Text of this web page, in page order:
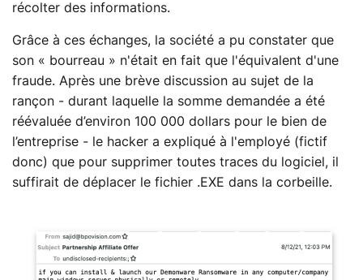
récolter des informations.
Grâce à ces échanges, la société a pu constater que
son « bourreau » n'était en fait que l'équivalent d'une
fraude. Après une brève discussion au sujet de la
rançon - durant laquelle la somme demandée a été
réévaluée d’environ 100 000 dollars pour le bien de
l’entreprise - le hacker a expliqué à l'employé (fictif
donc) que pour supprimer toutes traces du logiciel, il
suffirait de déplacer le fichier .EXE dans la corbeille.